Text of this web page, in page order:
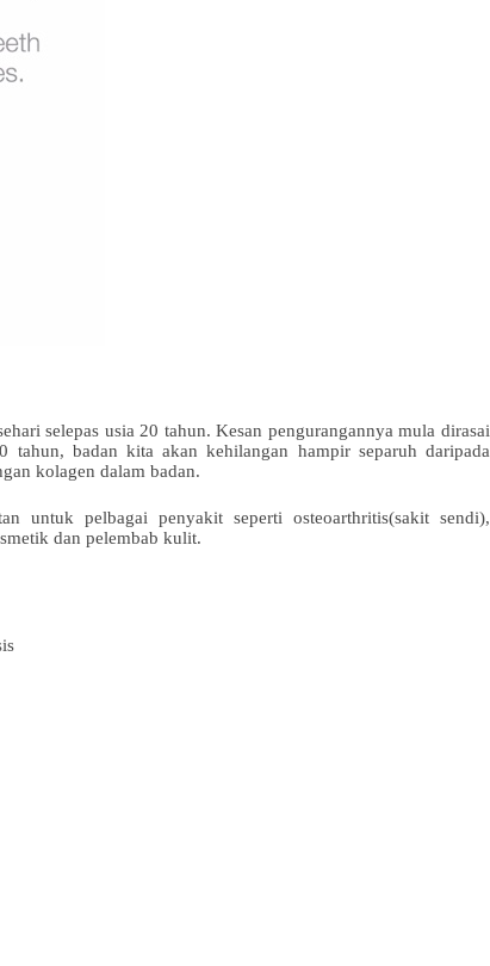
selepas usia 20 tahun. Kesan pengurangannya mula dirasai
badan kita akan kehilangan hampir separuh daripada
kolagen dalam badan.
untuk pelbagai penyakit seperti osteoarthritis(sakit sendi),
dan pelembab kulit.